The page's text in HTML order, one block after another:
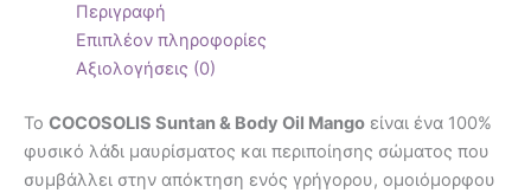
Περιγραφή
Επιπλέον πληροφορίες
Αξιολογήσεις (0)
Το COCOSOLIS Suntan & Body Oil Mango είναι ένα 100%
φυσικό λάδι μαυρίσματος και περιποίησης σώματος που
συμβάλλει στην απόκτηση ενός γρήγορου, ομοιόμορφου